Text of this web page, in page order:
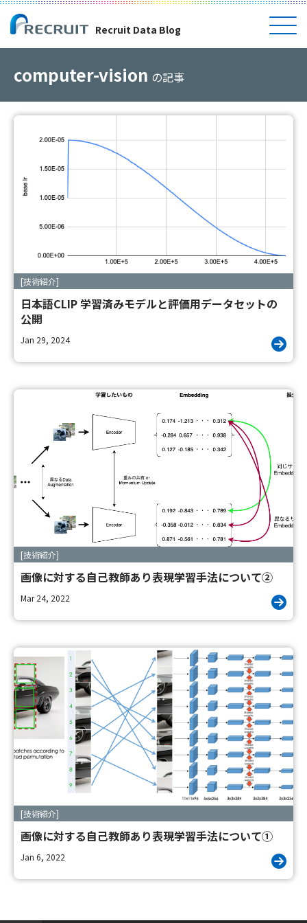
Recruit Data Blog
computer-vision の記事
[技術紹介]
日本語CLIP 学習済みモデルと評価用データセットの
公開
Jan 29, 2024
[技術紹介]
画像に対する自己教師あり表現学習手法について②
Mar 24, 2022
[技術紹介]
画像に対する自己教師あり表現学習手法について①
Jan 6, 2022